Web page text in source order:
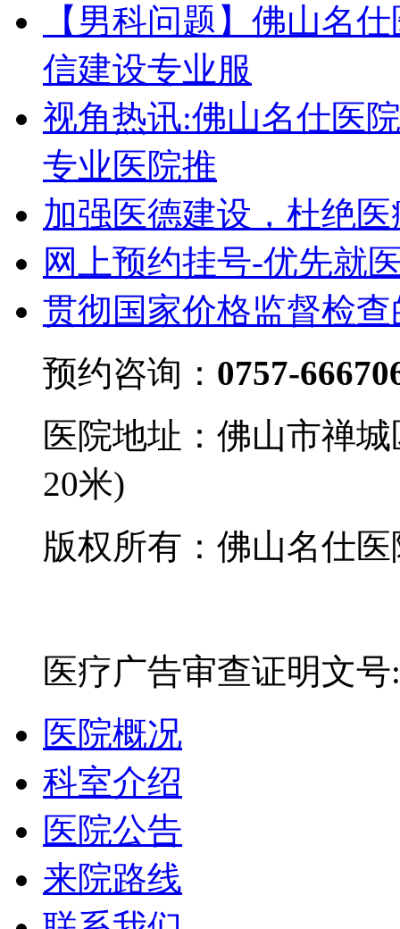
【男科问题】佛山名
信建设专业服
视角热讯:佛山名仕医
专业医院推
加强医德建设，杜绝
网上预约挂号-优先就
贯彻国家价格监督检
预约咨询： 0757-
医院地址：佛山市禅
20米)
版权所有：佛山名仕
医疗广告审查证明文
医院概况
科室介绍
医院公告
来院路线